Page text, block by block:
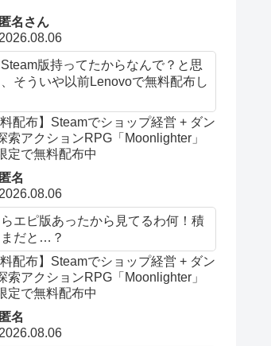
匿名さん
2026.08.06
版持ってたからなんで？と思
そういや以前Lenovoで無料配布し
料配布】Steamでショップ経営 + ダン
索アクションRPG「Moonlighter」
定で無料配布中
匿名
2026.08.06
エピ版あったから見てるわ何！積
だと…？
料配布】Steamでショップ経営 + ダン
索アクションRPG「Moonlighter」
定で無料配布中
匿名
2026.08.06